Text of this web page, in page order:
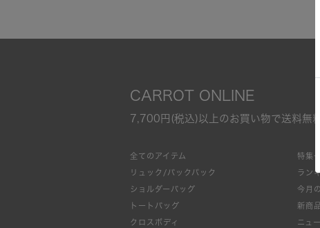
CARROT ONLINE
7,700円(税込)以上のお買い物で送料無料
全てのアイテム
リュック/バックパック
ショルダーバッグ
トートバッグ
クロスボディ
特集
ラン
今月
新商
ニュ